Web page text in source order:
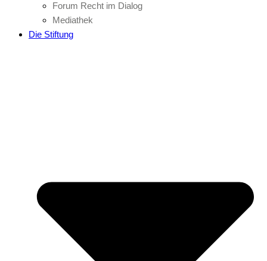
Forum Recht im Dialog
Mediathek
Die Stiftung